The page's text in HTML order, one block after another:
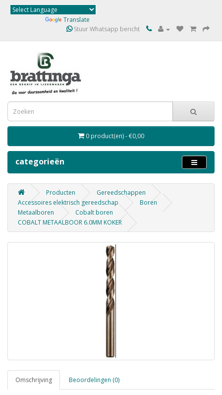
Translate
Stuur Whatsapp bericht
0 product(en) - €0,00
categorieën
Producten
Gereedschappen
Accessoires elektrisch gereedschap
Boren
Metaalboren
Cobalt boren
COBALT METAALBOOR 6.0MM KOKER
Omschrijving Beoordelingen (0)